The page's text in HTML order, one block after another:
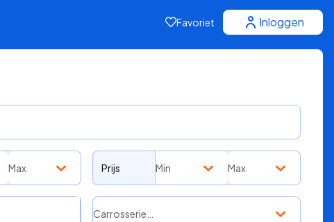
Favoriet Inloggen
Max Prijs Min Max
Carrosserie…